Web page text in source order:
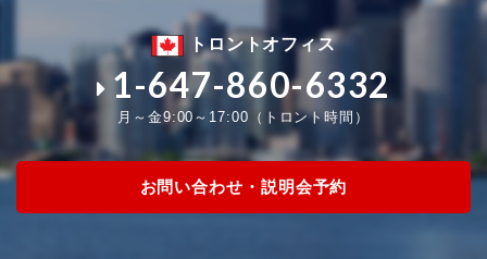
トロントオフィス
1-647-860-6332
月～金9:00～17:00（トロント時間）
お問い合わせ・説明会予約